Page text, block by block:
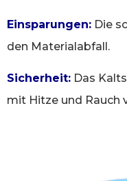
Einsparungen: Die
den Materialabfall.
Sicherheit: Das
mit Hitze und Rauch